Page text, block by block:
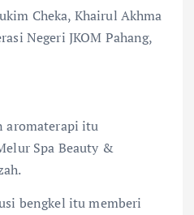
Cheka, Khairul Akhma
Negeri JKOM Pahang,
aromaterapi itu
Spa Beauty &
bengkel itu memberi